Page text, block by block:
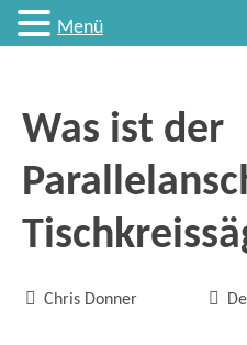
Was ist der
 Chris Donner 
Menü